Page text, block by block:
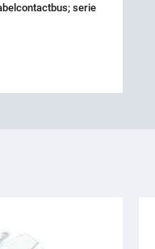
serie